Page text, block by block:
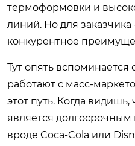
термоформовки и
линий. Но для
конкурентное
Тут опять
работают с масс-
этот путь. Когда видишь,
является долгосрочным
вроде Coca-Cola или